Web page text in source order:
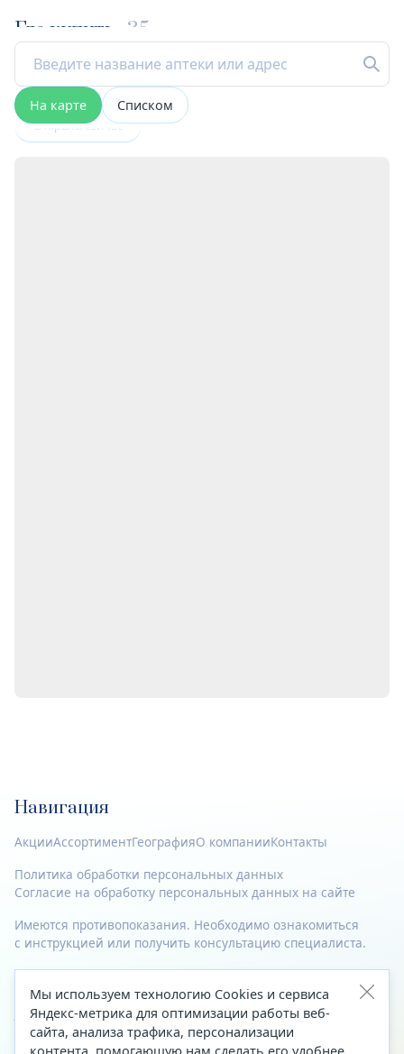
Где купить 35
На карте Списком
Открыта сейчас
Навигация
АкцииАссортиментГеографияО компанииКонтакты
Политика обработки персональных данных
Согласие на обработку персональных данных на сайте
Имеются противопоказания. Необходимо ознакомиться
с инструкцией или получить консультацию специалиста.
© 2023—2026 Все права защищены.
Адрес
Архангельск, ул. Папанина, д. 19 (вход в здание со стороны
Мы используем технологию Cookies и сервиса
Яндекс-метрика для оптимизации работы веб-
сайта, анализа трафика, персонализации